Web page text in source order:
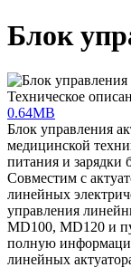
Блок
Техническое
0.64MB
Блок управления
медицинской
питания и зарядки
Совместим с
линейных
управления
MD100, MD120 и
полную
линейных